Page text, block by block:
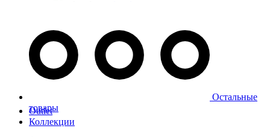
Остальные
товары
Outlet
Коллекции